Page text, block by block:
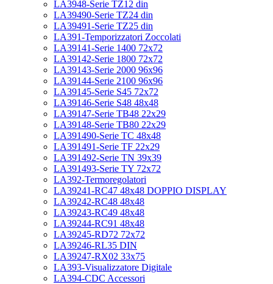
LA3948-Serie TZ12 din
LA39490-Serie TZ24 din
LA39491-Serie TZ25 din
LA391-Temporizzatori Zoccolati
LA39141-Serie 1400 72x72
LA39142-Serie 1800 72x72
LA39143-Serie 2000 96x96
LA39144-Serie 2100 96x96
LA39145-Serie S45 72x72
LA39146-Serie S48 48x48
LA39147-Serie TB48 22x29
LA39148-Serie TB80 22x29
LA391490-Serie TC 48x48
LA391491-Serie TF 22x29
LA391492-Serie TN 39x39
LA391493-Serie TY 72x72
LA392-Termoregolatori
LA39241-RC47 48x48 DOPPIO DISPLAY
LA39242-RC48 48x48
LA39243-RC49 48x48
LA39244-RC91 48x48
LA39245-RD72 72x72
LA39246-RL35 DIN
LA39247-RX02 33x75
LA393-Visualizzatore Digitale
LA394-CDC Accessori